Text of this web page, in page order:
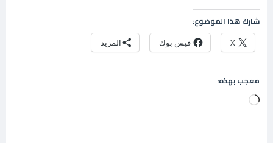
شارك هذا الموضوع:
X فيس بوك المزيد
معجب بهذه:
جاري